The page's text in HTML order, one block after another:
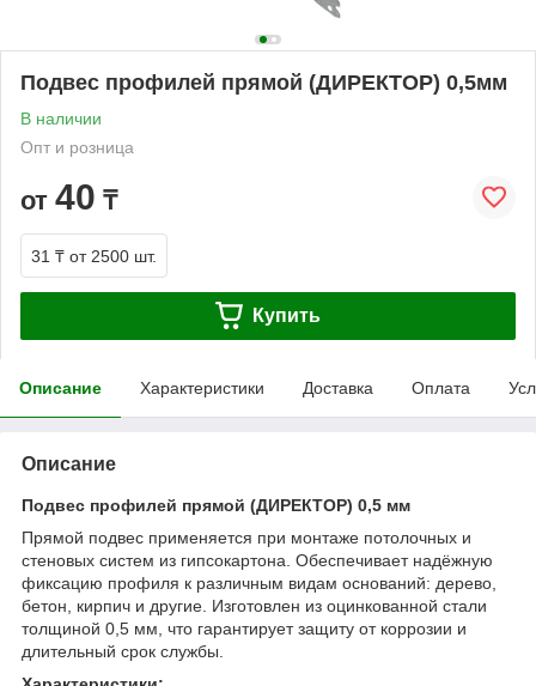
Подвес профилей прямой (ДИРЕКТОР) 0,5мм
В наличии
Опт и розница
от 40 ₸
31 ₸ от 2500 шт.
Купить
Описание Характеристики Доставка Оплата
Описание
Подвес профилей прямой (ДИРЕКТОР) 0,5 мм
Прямой подвес применяется при монтаже потолочных и
стеновых систем из гипсокартона. Обеспечивает надёжную
фиксацию профиля к различным видам оснований: дерево,
бетон, кирпич и другие. Изготовлен из оцинкованной стали
толщиной 0,5 мм, что гарантирует защиту от коррозии и
длительный срок службы.